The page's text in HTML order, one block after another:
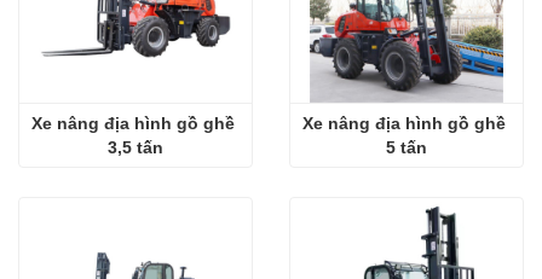
Xe nâng địa hình gồ ghề
3,5 tấn
Xe nâng địa hình gồ ghề
5 tấn